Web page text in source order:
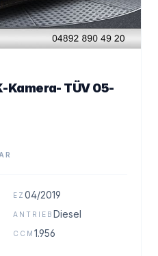
Kamera- TÜV 05-
EZ 04/2019
ANTRIEB Diesel
CCM 1.956